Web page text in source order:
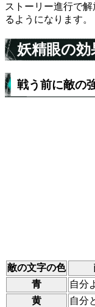
ストーリー進行で
るようになります。
妖精眼の効
戦う前に敵の
敵の文字の色
青
自分
黄
自分